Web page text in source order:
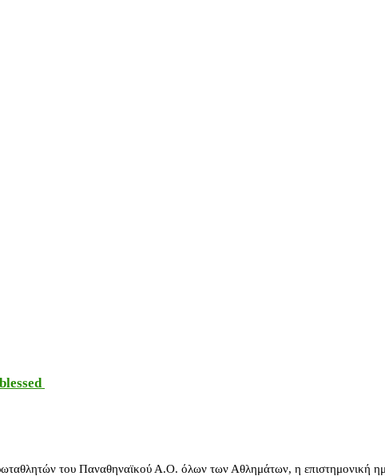
του Παναθηναϊκού Α.Ο. όλων των Αθλημάτων, η επιστημονική